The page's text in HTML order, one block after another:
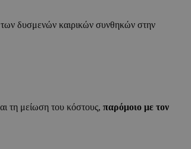
δυσμενών καιρικών συνθηκών στην
τη μείωση του κόστους, παρόμοιο με τον